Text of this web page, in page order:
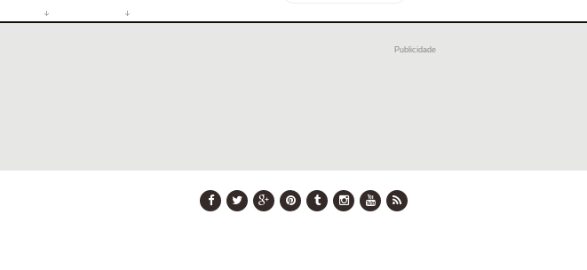
Publicidade